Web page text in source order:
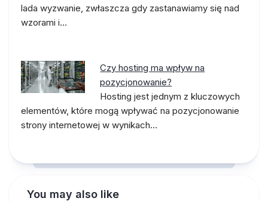
lada wyzwanie, zwłaszcza gdy zastanawiamy się nad
wzorami i…
Czy hosting ma wpływ na
pozycjonowanie?
Hosting jest jednym z kluczowych
elementów, które mogą wpływać na pozycjonowanie
strony internetowej w wynikach…
You may also like